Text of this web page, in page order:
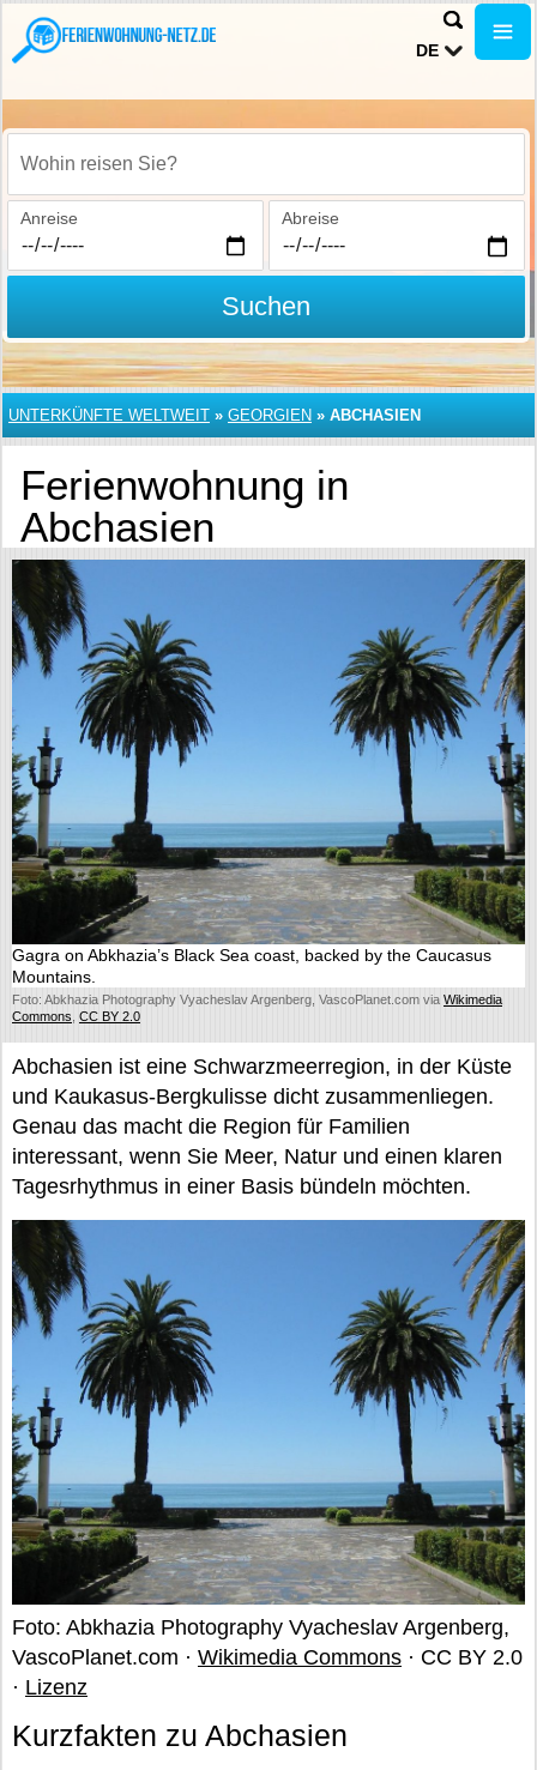
DE
Wohin reisen Sie?
Anreise Abreise
Suchen
UNTERKÜNFTE WELTWEIT » GEORGIEN » ABCHASIEN
Ferienwohnung in
Abchasien
Gagra on Abkhazia’s Black Sea coast, backed by the Caucasus
Mountains.
Foto: Abkhazia Photography Vyacheslav Argenberg, VascoPlanet.com via Wikimedia
Commons CC BY 2.0
Abchasien ist eine Schwarzmeerregion, in der Küste
und Kaukasus-Bergkulisse dicht zusammenliegen.
Genau das macht die Region für Familien
interessant, wenn Sie Meer, Natur und einen klaren
Tagesrhythmus in einer Basis bündeln möchten.
Foto: Abkhazia Photography Vyacheslav Argenberg,
VascoPlanet.com · Wikimedia Commons · CC BY 2.0
· Lizenz
Kurzfakten zu Abchasien